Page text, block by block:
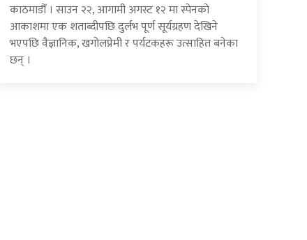
काठमाडौँ । साउन २२, आगामी अगस्ट १२ मा स्पेनको
आकाशमा एक शताब्दीपछि दुर्लभ पूर्ण सूर्यग्रहण देखिने
भएपछि वैज्ञानिक, खगोलप्रेमी र पर्यटकहरू उत्साहित बनेका
छन् ।